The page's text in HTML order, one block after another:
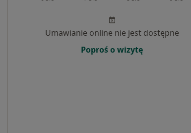
Umawianie online nie jest dostępne
Poproś o wizytę